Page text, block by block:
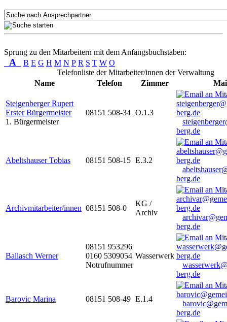
Sprung zu den Mitarbeitern mit dem Anfangsbuchstaben:
A B E G H M N P R S T W O
Telefonliste der Mitarbeiter/innen der Verwaltung
Name
Telefon Zimmer
Steigenberger Rupert
Erster Bürgermeister
1. Bürgermeister
08151 508-34 O.1.3
berg.de
Abeltshauser Tobias 08151 508-15 E.3.2
berg.de
Archivmitarbeiter/innen 08151 508-0
KG /
Archiv
berg.de
Ballasch Werner
08151 953296
0160 5309054
Notrufnummer
Wasserwerk
berg.de
Barovic Marina 08151 508-49 E.1.4
berg.de